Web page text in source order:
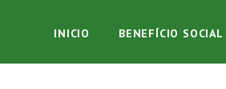
INICIO BENEFÍCIO SOCIAL